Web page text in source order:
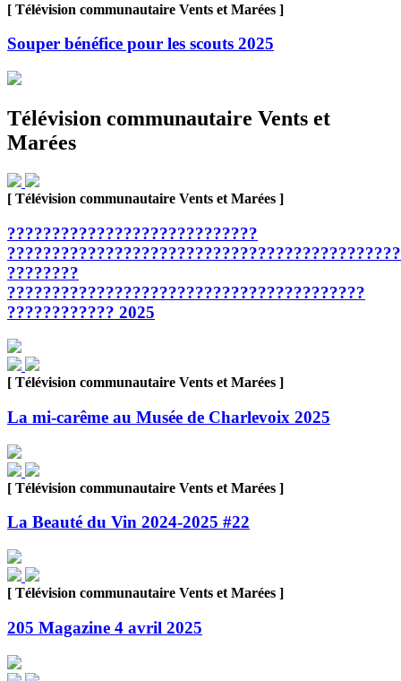
[ Télévision communautaire Vents et Marées ]
Souper bénéfice pour les scouts 2025
Télévision communautaire Vents et
Marées
[ Télévision communautaire Vents et Marées ]
????????????????????????????
????????
????????????????????????????????????????
???????????? 2025
[ Télévision communautaire Vents et Marées ]
La mi-carême au Musée de Charlevoix 2025
[ Télévision communautaire Vents et Marées ]
La Beauté du Vin 2024-2025 #22
[ Télévision communautaire Vents et Marées ]
205 Magazine 4 avril 2025